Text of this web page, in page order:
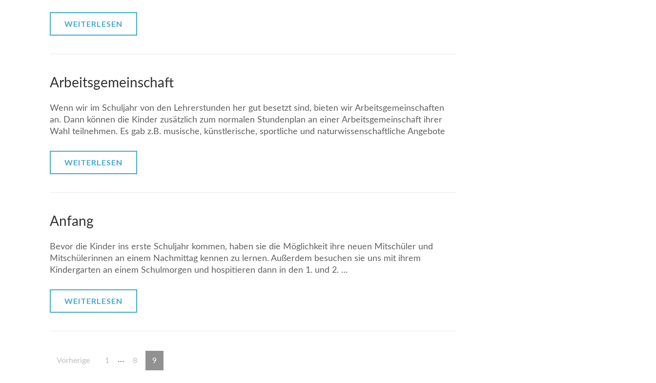
WEITERLESEN
Arbeitsgemeinschaft
Wenn wir im Schuljahr von den Lehrerstunden her gut besetzt sind, bieten wir Arbeitsgemeinschaften
an. Dann können die Kinder zusätzlich zum normalen Stundenplan an einer Arbeitsgemeinschaft ihrer
Wahl teilnehmen. Es gab z.B. musische, künstlerische, sportliche und naturwissenschaftliche Angebote
WEITERLESEN
Anfang
Bevor die Kinder ins erste Schuljahr kommen, haben sie die Möglichkeit ihre neuen Mitschüler und
Mitschülerinnen an einem Nachmittag kennen zu lernen. Außerdem besuchen sie uns mit ihrem
Kindergarten an einem Schulmorgen und hospitieren dann in den 1. und 2. …
WEITERLESEN
Vorherige 1 … 8 9